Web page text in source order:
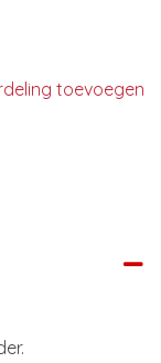
toevoegen